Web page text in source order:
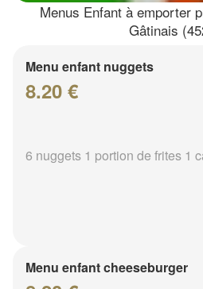
Menus Enfant à emporter
Gâtinais
Menu enfant nuggets
8.20 €
6 nuggets 1 portion de frites 1
Menu enfant cheeseburger